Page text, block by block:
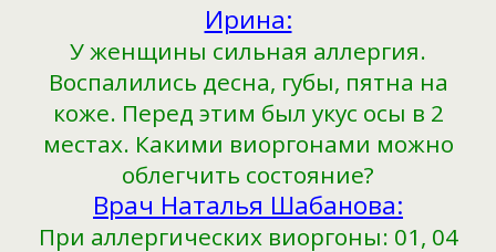
Ирина:
У женщины сильная аллергия.
Воспалились десна, губы, пятна на
коже. Перед этим был укус осы в 2
местах. Какими виоргонами можно
облегчить состояние?
Врач Наталья Шабанова:
При аллергических виоргоны: 01, 04